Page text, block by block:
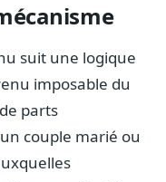
suit une logique
imposable du
parts
couple marié ou